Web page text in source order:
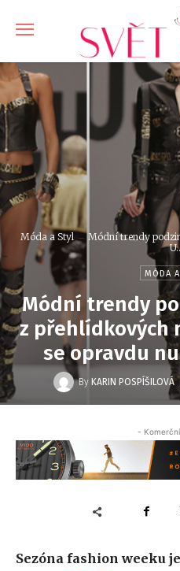
Móda a Styl
Módní trendy
MÓDA
Módní trendy
z přehlídkových
se opravdu
By KARIN POSPÍŠILOVÁ
-
Sezóna fashion weeku